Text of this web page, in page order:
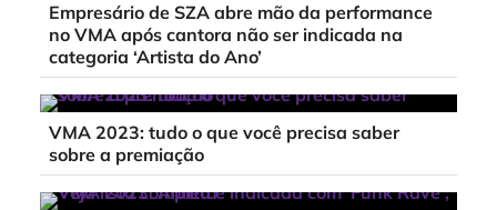
Empresário de SZA abre mão da performance
no VMA após cantora não ser indicada na
categoria ‘Artista do Ano’
VMA 2023: tudo o que você precisa saber
sobre a premiação